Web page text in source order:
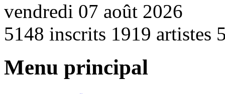
vendredi 07 août 2026
5148 inscrits 1919 artistes
Menu principal